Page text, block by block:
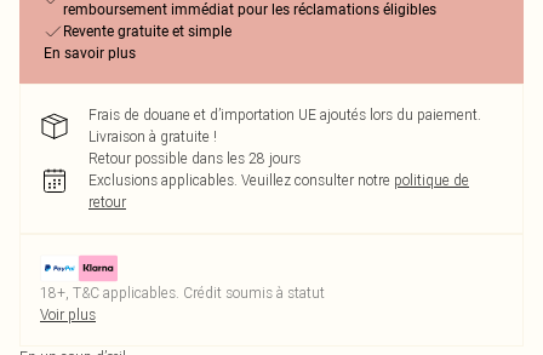
remboursement immédiat pour les réclamations éligibles
Revente gratuite et simple
En savoir plus
Frais de douane et d’importation UE ajoutés lors du paiement.
Livraison à gratuite !
Retour possible dans les 28 jours
Exclusions applicables. Veuillez consulter notre politique de
retour
18+, T&C applicables. Crédit soumis à statut
Voir plus